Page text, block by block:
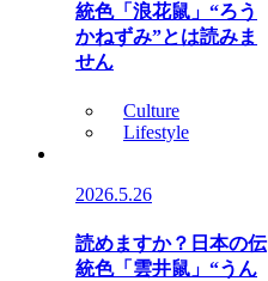
統色「浪花鼠」“ろう
かねずみ”とは読みま
せん
Culture
Lifestyle
2026.5.26
読めますか？日本の伝
統色「雲井鼠」“うん